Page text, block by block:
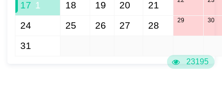
23195
17 1 18 19 20 21
24 25 26 27 28 29 30
31